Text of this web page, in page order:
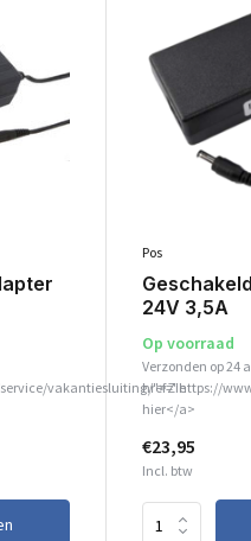
vakantiesluiting/">Zie
Pos
24V 3,5A
Op voorraad
Verzonden op 24
href="https://
hier</a>
€23,95
Incl. btw